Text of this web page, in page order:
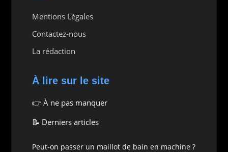
Mentions Légales
Contactez-nous
La rédaction
À lire sur le site
👉 À ne pas manquer
📝 Derniers articles
Peut-on passer un maillot de bain en machine ?